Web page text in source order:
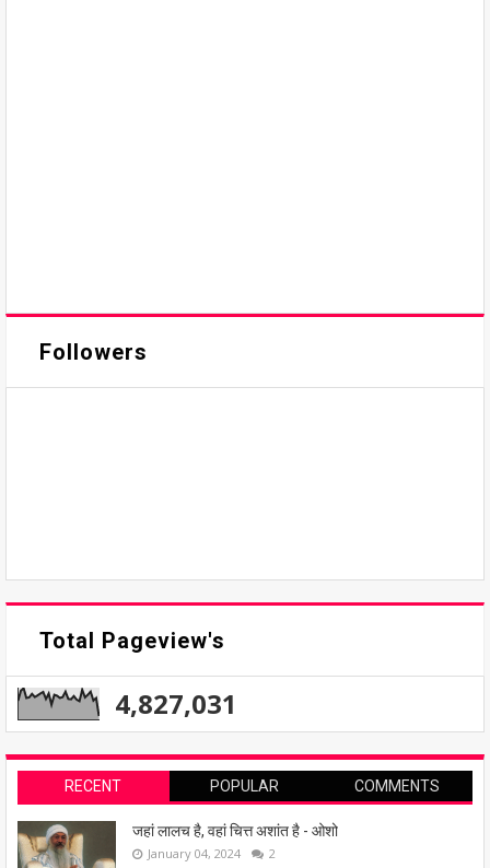
Followers
Total Pageview's
4,827,031
RECENT POPULAR COMMENTS
जहां लालच है, वहां चित्त अशांत है - ओशो
January 04, 2024 2